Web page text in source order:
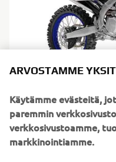
Tutustu tästä YZ450F -
ARVOSTAMME
Käytämme evästeitä,
paremmin
markkinointiamme.
Evästeet Yamaha-